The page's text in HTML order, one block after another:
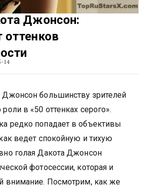
Джонсон:
оттенков
14
Джонсон большинству зрителей
в «50 оттенках серого».
редко попадает в объективы
ведет спокойную и тихую
голая Дакота Джонсон
фотосессии, которая и
внимание. Посмотрим, как же